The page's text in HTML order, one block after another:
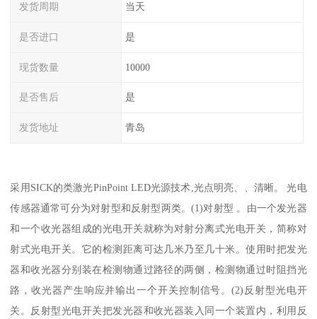
发货周期 当天
是否进口 是
现货数量 10000
是否售后 是
发货地址 青岛
采用SICK的类激光PinPoint LED光源技术,光点明亮、、清晰。 光电
传感器通常可分为对射型和反射型两类。(1)对射型 。由一个发光器
和一个收光器组成的光电开关就称为对射分离式光电开关，简称对
射式光电开关。它的检测距离可达几米乃至几十米。使用时把发光
器和收光器分别装在检测物通过路径的两侧，检测物通过时阻挡光
路，收光器产生响应并输出一个开关控制信号。(2)反射型光电开
关。反射型光电开关把发光器和收光器装入同一个装置内，利用反